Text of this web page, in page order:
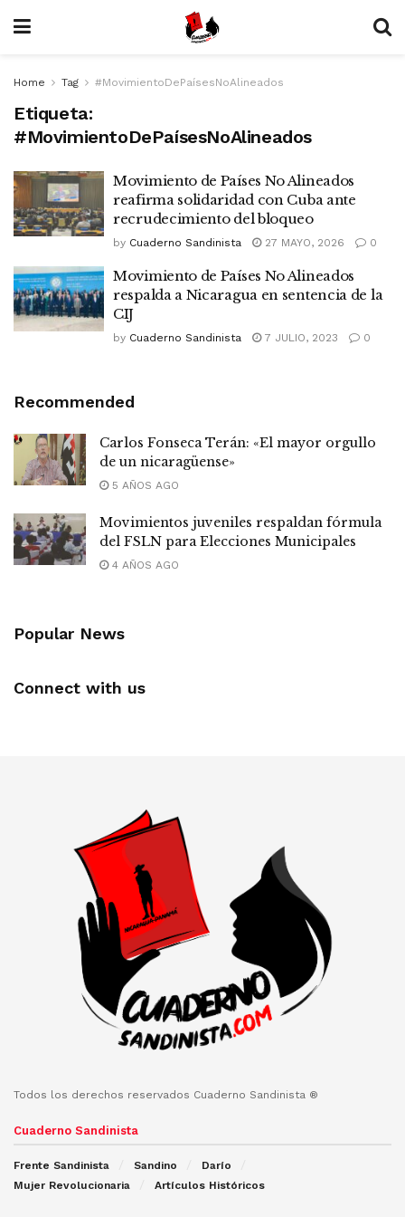
Home Tag #MovimientoDePaísesNoAlineados
Etiqueta:
#MovimientoDePaísesNoAlineados
Movimiento de Países No Alineados
reafirma solidaridad con Cuba ante
recrudecimiento del bloqueo
by Cuaderno Sandinista 27 MAYO, 2026 0
Movimiento de Países No Alineados
respalda a Nicaragua en sentencia de la
CIJ
by Cuaderno Sandinista 7 JULIO, 2023 0
Recommended
Carlos Fonseca Terán: «El mayor orgullo
de un nicaragüense»
5 AÑOS AGO
Movimientos juveniles respaldan fórmula
del FSLN para Elecciones Municipales
4 AÑOS AGO
Popular News
Connect with us
Todos los derechos reservados Cuaderno Sandinista ®
Cuaderno Sandinista
Frente Sandinista Sandino
Darío
Mujer Revolucionaria
Artículos Históricos